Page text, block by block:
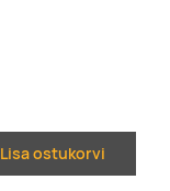
Lisa ostukorvi